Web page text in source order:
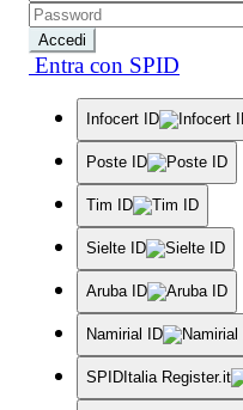
Accedi
Entra con SPID
Infocert ID
Poste ID
Tim ID
Sielte ID
Aruba ID
Namirial ID
SPIDItalia Register.it